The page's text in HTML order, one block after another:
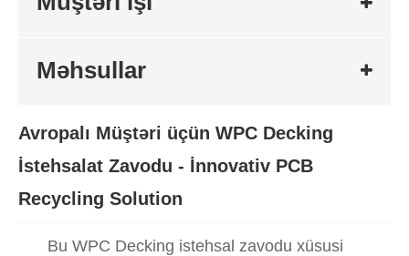
Məhsullar
Avropalı Müştəri üçün WPC Decking
İstehsalat Zavodu - İnnovativ PCB
Recycling Solution
Bu WPC Decking istehsal zavodu xüsusi